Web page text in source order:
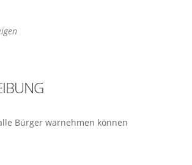
Bürger warnehmen können